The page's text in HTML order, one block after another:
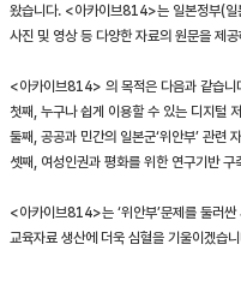
왔습니다. <아카이브814>는 일본정부(
사진 및 영상 등 다양한 자료의 원문을 제
<아카이브814> 의 목적은 다음과 같습니
첫째, 누구나 쉽게 이용할 수 있는 디지털
둘째, 공공과 민간의 일본군‘위안부’ 관련
셋째, 여성인권과 평화를 위한 연구기반 구
<아카이브814>는 ‘위안부’문제를 둘러
교육자료 생산에 더욱 심혈을 기울이겠습